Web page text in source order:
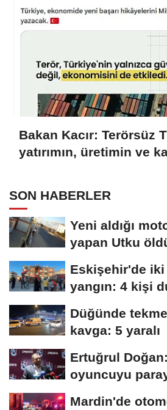
Bakan Kacır: Terörsüz
yatırımın, üretimin ve
SON HABERLER
Yeni aldığı
yapan Utku
Eskişehir'de iki
yangın: 4 kişi
Düğünde
kavga: 5 yaralı
Ertuğrul
oyuncuyu
Mardin'de